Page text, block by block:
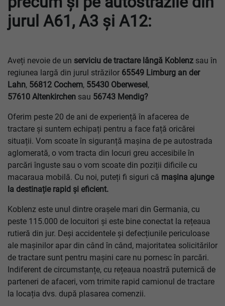
jurul A61, A3 și A12:
Aveți nevoie de un serviciu de tractare lângă Koblenz sau în
regiunea largă din jurul străzilor 65549 Limburg an der
Lahn, 56812 Cochem, 55430 Oberwesel,
57610 Altenkirchen sau 56743 Mendig?
Oferim peste 20 de ani de experiență în afacerea de
tractare și suntem echipați pentru a face față oricărei
situații. Vom scoate în siguranță mașina de pe autostrada
aglomerată, o vom tracta din locuri greu accesibile în
parcări înguste sau o vom scoate din poziții dificile cu
macaraua mobilă. Cu noi, puteți fi siguri că mașina ajunge
la destinație rapid și eficient.
Koblenz este unul dintre orașele mari din Germania, cu
peste 115.000 de locuitori și este bine conectat la rețeaua
rutieră din jur. Deși accidentele și defecțiunile periculoase
ale mașinilor apar din când în când, majoritatea solicitărilor
de tractare sunt pentru mașini care nu pornesc în parcări.
Indiferent de circumstanțe, cu rețeaua noastră puternică de
parteneri de afaceri, vom trimite rapid camionul de tractare
la locația dvs. după plasarea comenzii.